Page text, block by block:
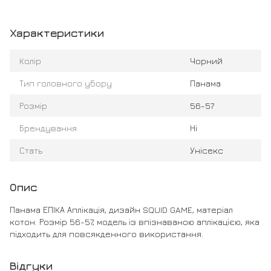
Характеристики
Колір Чорний
Тип головного убору Панама
Розмір 56-57
Брендування Ні
Стать Унісекс
Опис
Панама ЕПІКА Аплікація, дизайн SQUID GAME, матеріал
котон. Розмір 56-57, модель із впізнаваною аплікацією, яка
підходить для повсякденного використання.
Відгуки